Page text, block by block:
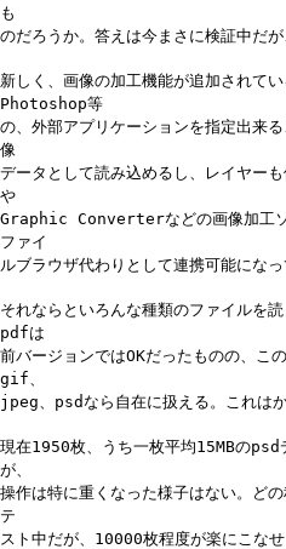
も
のだろうか。答えは今まさに検証中だが
新しく、画像の加工機能が追加されてい
Photoshop等
の、外部アプリケーションを指定出来
像
データとして読み込めるし、レイヤー
や
Graphic Converterなどの画像加工
ファイ
ルブラウザ代わりとして連携可能になっ
それならといろんな種類のファイルを
pdfは
前バージョンではOKだったものの、こ
gif、
jpeg、psdなら自在に扱える。これはか
現在1950枚、うち一枚平均15MBの
が、
操作は特に重くなった様子はない。ど
テ
スト中だが、10000枚程度が楽にこな